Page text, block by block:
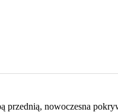
przednią, nowoczesna